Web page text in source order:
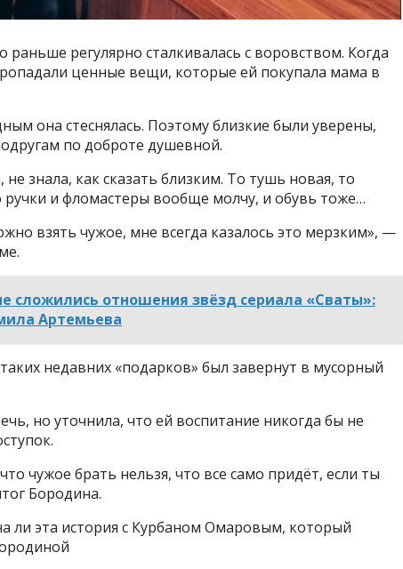
раньше регулярно сталкивалась с воровством. Когда
ценные вещи, которые ей покупала мама в
она стеснялась. Поэтому близкие были уверены,
по доброте душевной.
знала, как сказать близким. То тушь новая, то
ручки и фломастеры вообще молчу, и обувь тоже…
взять чужое, мне всегда казалось это мерзким», —
сложились отношения звёзд сериала «Сваты»:
Артемьева
недавних «подарков» был завернут в мусорный
но уточнила, что ей воспитание никогда бы не
чужое брать нельзя, что все само придёт, если ты
Бородина.
ли эта история с Курбаном Омаровым, который